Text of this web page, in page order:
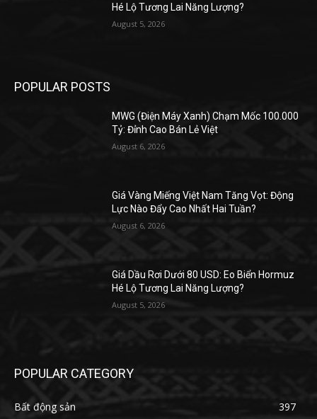
Hé Lộ Tương Lai Năng Lượng?
August 5, 2026
POPULAR POSTS
MWG (Điện Máy Xanh) Chạm Mốc 100.000
Tỷ: Đỉnh Cao Bán Lẻ Việt
August 6, 2026
Giá Vàng Miếng Việt Nam Tăng Vọt: Động
Lực Nào Đẩy Cao Nhất Hai Tuần?
August 6, 2026
Giá Dầu Rơi Dưới 80 USD: Eo Biển Hormuz
Hé Lộ Tương Lai Năng Lượng?
August 5, 2026
POPULAR CATEGORY
Bất động sản
397